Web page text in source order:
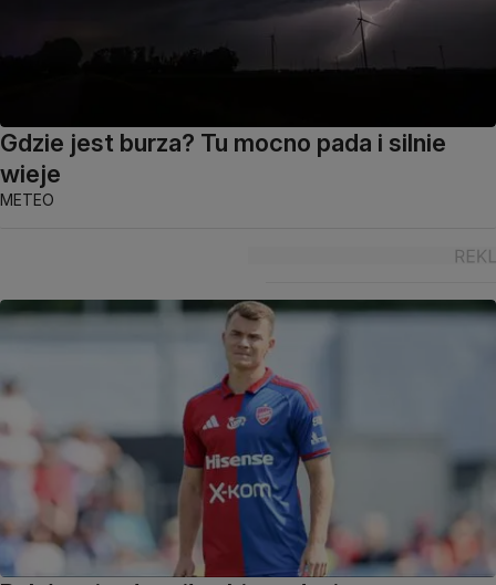
Gdzie jest burza? Tu mocno pada i silnie
wieje
METEO